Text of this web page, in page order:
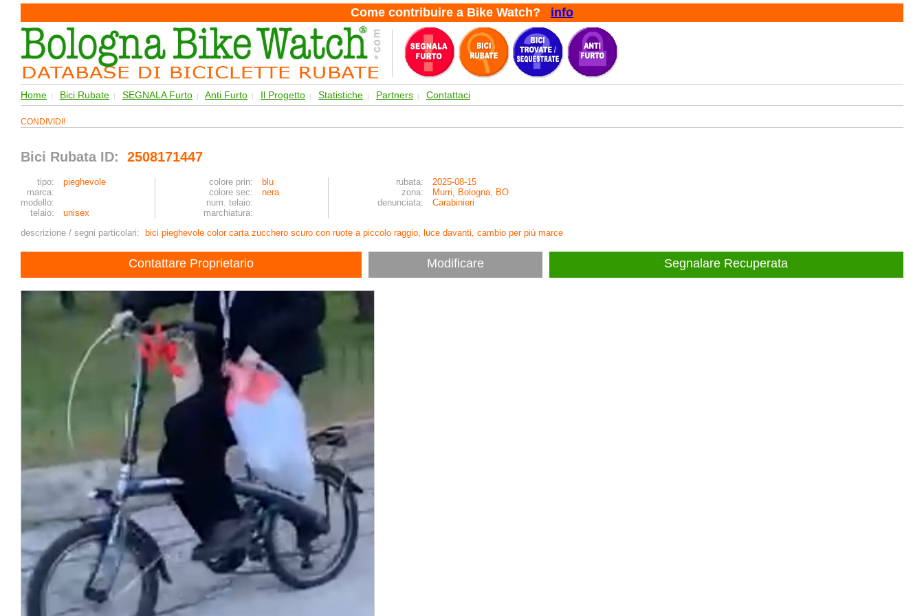
Come contribuire a Bike Watch? info
Home | Bici Rubate | SEGNALA Furto | Anti Furto | Il Progetto | Statistiche | Partners | Contattaci
CONDIVIDI!
Bici Rubata ID: 2508171447
tipo: pieghevole colore prin: blu rubata:
2025-08-15
marca:
colore sec: nera zona:
Murri, Bologna, BO
modello:
num. telaio: denunciata:
Carabinieri
telaio:
unisex
marchiatura:
descrizione / segni particolari:
bici pieghevole color carta zucchero scuro con ruote a piccolo raggio, luce davanti, cambio per più marce
Contattare Proprietario Modificare Segnalare Recuperata